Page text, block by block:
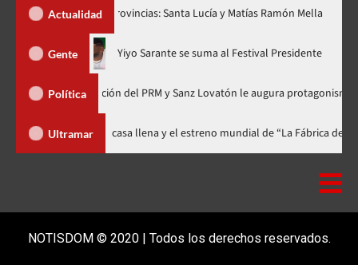
Actualidad
nuevas provincias: Santa Lucía y Matías Ramón Mella
Gente
en nuevo horario Yiyo Sarante se suma al Festival
Política
Organización del PRM y Sanz Lovatón le augura protagonismo político
Ultramar
celebra 15 años con una gala a casa llena y el estreno mundial de “La
NOTISDOM © 2020 | Todos los derechos reservados.